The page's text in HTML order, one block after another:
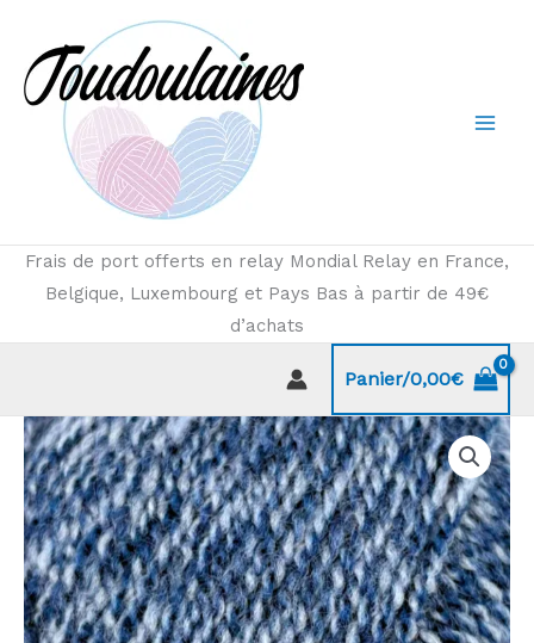
contenu
Frais de port offerts en relay Mondial Relay en France,
Belgique, Luxembourg et Pays Bas à partir de 49€
d’achats
Panier/0,00€